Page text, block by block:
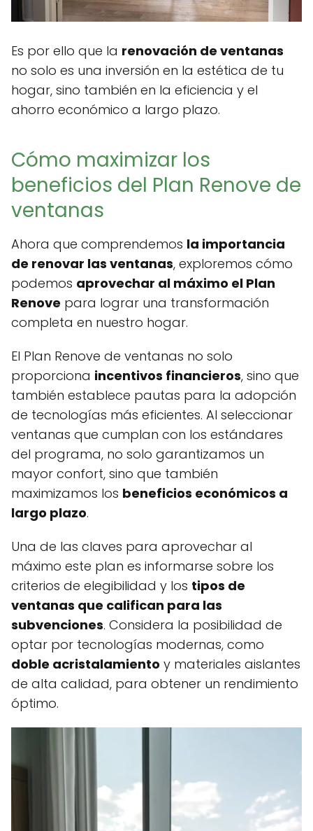
Es por ello que la renovación de ventanas
no solo es una inversión en la estética de tu
hogar, sino también en la eficiencia y el
ahorro económico a largo plazo.
Cómo maximizar los
beneficios del Plan Renove de
ventanas
Ahora que comprendemos la importancia
de renovar las ventanas, exploremos cómo
podemos aprovechar al máximo el Plan
Renove para lograr una transformación
completa en nuestro hogar.
El Plan Renove de ventanas no solo
proporciona incentivos financieros, sino que
también establece pautas para la adopción
de tecnologías más eficientes. Al seleccionar
ventanas que cumplan con los estándares
del programa, no solo garantizamos un
mayor confort, sino que también
maximizamos los beneficios económicos a
largo plazo.
Una de las claves para aprovechar al
máximo este plan es informarse sobre los
criterios de elegibilidad y los tipos de
ventanas que califican para las
subvenciones. Considera la posibilidad de
optar por tecnologías modernas, como
doble acristalamiento y materiales aislantes
de alta calidad, para obtener un rendimiento
óptimo.